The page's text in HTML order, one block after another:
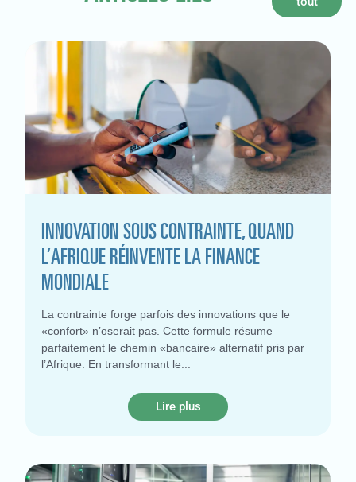
INNOVATION SOUS CONTRAINTE, QUAND
L’AFRIQUE RÉINVENTE LA FINANCE
MONDIALE
La contrainte forge parfois des innovations que le
«confort» n’oserait pas. Cette formule résume
parfaitement le chemin «bancaire» alternatif pris par
l’Afrique. En transformant le
Lire plus